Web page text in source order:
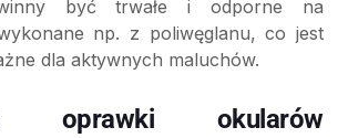
być trwałe i odporne na
np. z poliwęglanu, co jest
dla aktywnych maluchów.
oprawki okularów